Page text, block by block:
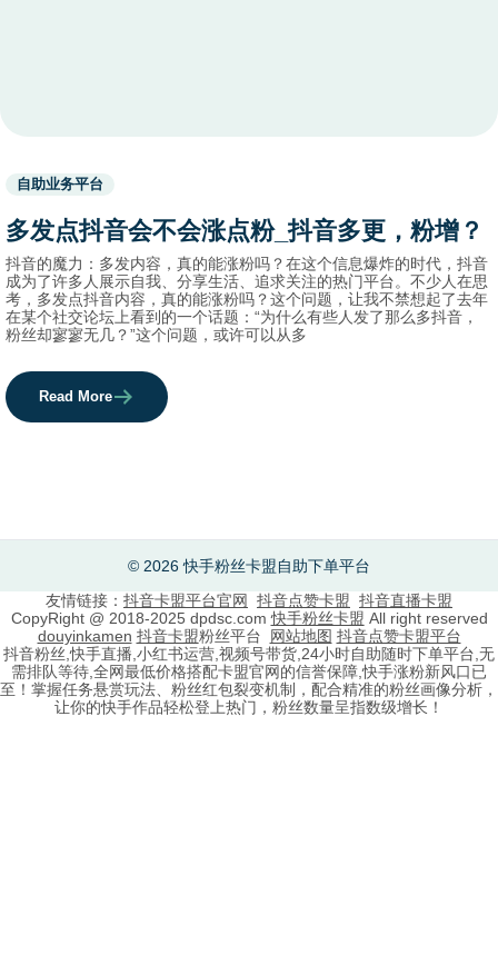
Used
before
category
names.
自助业务平台
多发点抖音会不会涨点粉_抖音多更，粉增？
抖音的魔力：多发内容，真的能涨粉吗？在这个信息爆炸的时代，抖音
成为了许多人展示自我、分享生活、追求关注的热门平台。不少人在思
考，多发点抖音内容，真的能涨粉吗？这个问题，让我不禁想起了去年
在某个社交论坛上看到的一个话题：“为什么有些人发了那么多抖音，
粉丝却寥寥无几？”这个问题，或许可以从多
Read More
© 2026 快手粉丝卡盟自助下单平台
友情链接： 抖音卡盟平台官网 抖音点赞卡盟 抖音直播卡盟
CopyRight @ 2018-2025 dpdsc.com快手粉丝卡盟 All right reserved
douyinkamen 抖音卡盟粉丝平台 网站地图 抖音点赞卡盟平台
抖音粉丝,快手直播,小红书运营,视频号带货,24小时自助随时下单平台,无
需排队等待,全网最低价格搭配卡盟官网的信誉保障,快手涨粉新风口已
至！掌握任务悬赏玩法、粉丝红包裂变机制，配合精准的粉丝画像分析，
让你的快手作品轻松登上热门，粉丝数量呈指数级增长！